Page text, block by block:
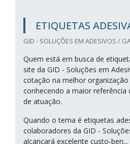
ETIQUETAS
GID - SOLUÇÕES EM ADESIVOS /
Quem está em busca de
site da GID - Soluções em
cotação na melhor
conhecendo a maior referência
de atuação.
Quando o tema é etiquetas
colaboradores da GID -
alcançará excelente custo-ben...